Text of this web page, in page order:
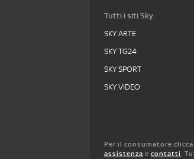
Tutti i siti Sky:
SKY ARTE
SKY TG24
SKY SPORT
SKY VIDEO
Per il consumatore
assistenza e contatti.